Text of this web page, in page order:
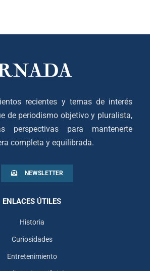
recientes y temas de interés
de periodismo objetivo y pluralista,
perspectivas para mantenerte
completa y equilibrada.
NEWSLETTER
ENLACES ÚTILES
Historia
Curiosidades
Entretenimiento